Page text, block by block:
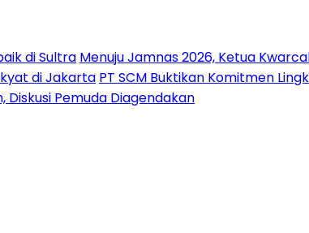
di Sultra Menuju Jamnas 2026, Ketua
di Jakarta PT SCM Buktikan Komitmen
Diskusi Pemuda Diagendakan